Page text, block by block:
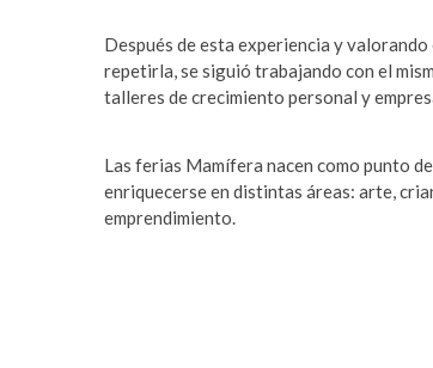
Después de esta experiencia y
repetirla, se siguió trabajando con el
talleres de crecimiento personal y
Las ferias Mamífera nacen como punto
enriquecerse en distintas áreas: arte,
emprendimiento.